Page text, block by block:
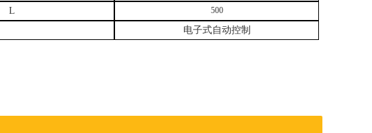
L 500
电子式自动控制